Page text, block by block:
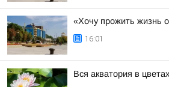
«Хочу прожить жизнь
16:01
Вся акватория в